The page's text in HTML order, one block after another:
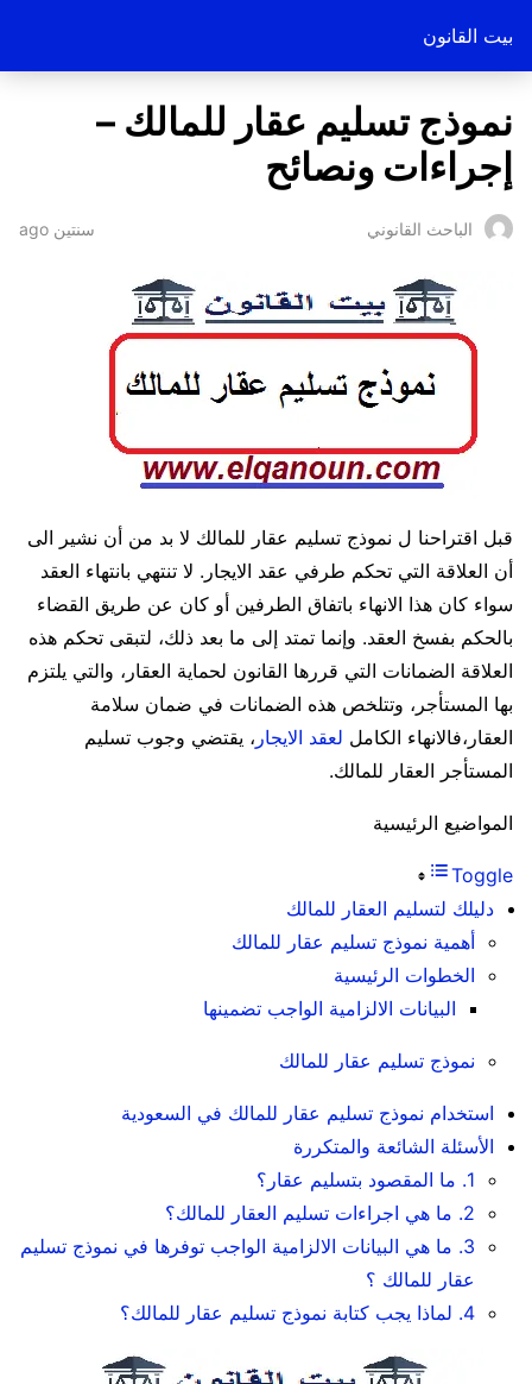
بيت القانون
نموذج تسليم عقار للمالك –
إجراءات ونصائح
الباحث القانوني سنتين ago
قبل اقتراحنا ل نموذج تسليم عقار للمالك لا بد من أن نشير الى
أن العلاقة التي تحكم طرفي عقد الايجار. لا تنتهي بانتهاء العقد
سواء كان هذا الانهاء باتفاق الطرفين أو كان عن طريق القضاء
بالحكم بفسخ العقد. وإنما تمتد إلى ما بعد ذلك، لتبقى تحكم هذه
العلاقة الضمانات التي قررها القانون لحماية العقار، والتي يلتزم
بها المستأجر، وتتلخص هذه الضمانات في ضمان سلامة
العقار،فالانهاء الكامل لعقد الايجار ، يقتضي وجوب تسليم
المستأجر العقار للمالك.
المواضيع الرئيسية
Toggle
دليلك لتسليم العقار للمالك
أهمية نموذج تسليم عقار للمالك
الخطوات الرئيسية
البيانات الالزامية الواجب تضمينها
نموذج تسليم عقار للمالك
استخدام نموذج تسليم عقار للمالك في السعودية
الأسئلة الشائعة والمتكررة
1. ما المقصود بتسليم عقار؟
2. ما هي اجراءات تسليم العقار للمالك؟
3. ما هي البيانات الالزامية الواجب توفرها في نموذج تسليم
عقار للمالك ؟
4. لماذا يجب كتابة نموذج تسليم عقار للمالك؟